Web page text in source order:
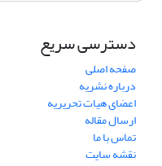
دسترسی سریع
صفحه اصلی
درباره نشریه
اعضای هیات تحریریه
ارسال مقاله
تماس با ما
نقشه سایت